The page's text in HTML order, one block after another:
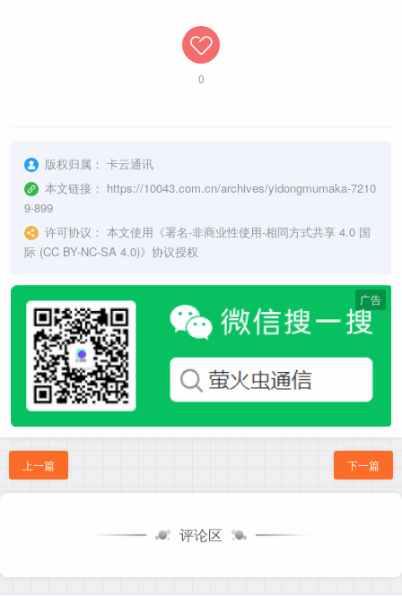
0
版权归属： 卡云通讯
本文链接： https://10043.com.cn/archives/yidongmumaka-7210
9-899
许可协议： 本文使用《署名-非商业性使用-相同方式共享 4.0 国
际 (CC BY-NC-SA 4.0)》协议授权
广告
上一篇 下一篇
评论区